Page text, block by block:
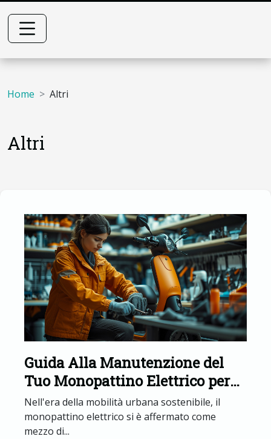
Home Altri
Altri
Guida Alla Manutenzione del
Tuo Monopattino Elettrico per
Prolungarne la Vita Utile
Nell'era della mobilità urbana sostenibile, il
monopattino elettrico si è affermato come
mezzo di...